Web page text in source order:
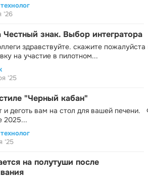
'26
знак. Выбор интегратора
здравствуйте. скажите пожалуйста
на участие в пилотном...
'25
"Черный кабан"
и деготь вам на стол для вашей печени.
2025...
'25
на полутуши после